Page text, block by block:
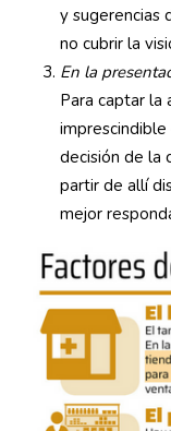
y sugerencias
no cubrir la
En la
Para captar la
decisión de la
partir de allí
mejor